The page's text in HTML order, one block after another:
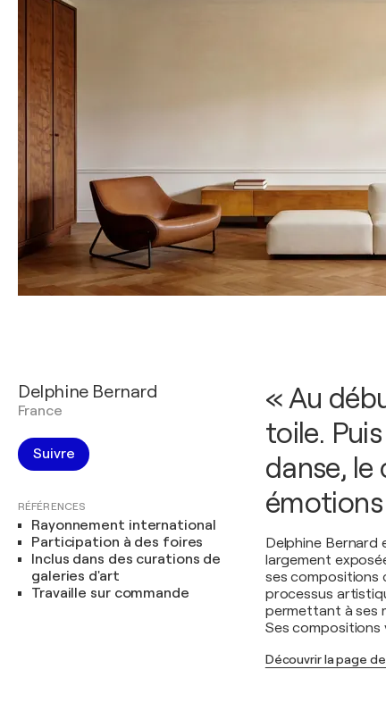
Delphine Bernard
France
Suivre
RÉFÉRENCES
Rayonnement international
Participation à des foires
Inclus dans des curations de
galeries d'art
Travaille sur commande
« Au
toile.
danse,
Delphine Bernard
largement
ses compositions
processus
permettant à ses
Ses compositions
Découvrir la page